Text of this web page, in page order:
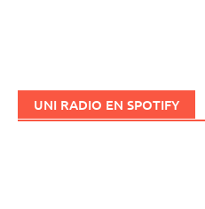
UNI RADIO EN SPOTIFY